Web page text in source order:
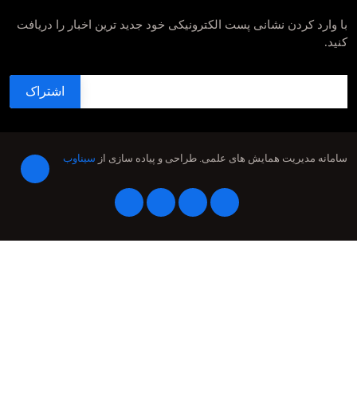
با وارد کردن نشانی پست الکترونیکی خود جدید ترین اخبار را دریافت
کنید.
سامانه مدیریت همایش های علمی. طراحی و پیاده سازی از سیناوب